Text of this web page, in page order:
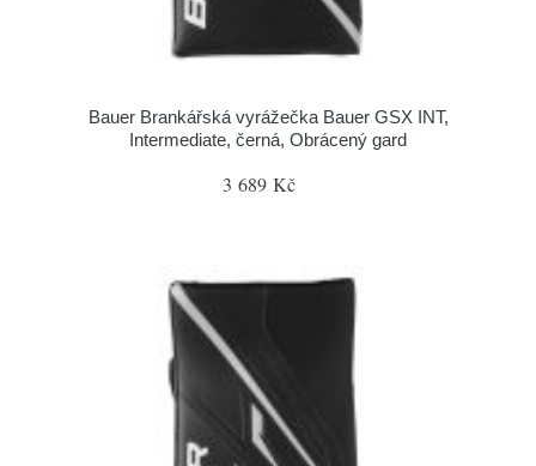
Bauer Brankářská vyrážečka Bauer GSX INT,
Intermediate, černá, Obrácený gard
3 689 Kč